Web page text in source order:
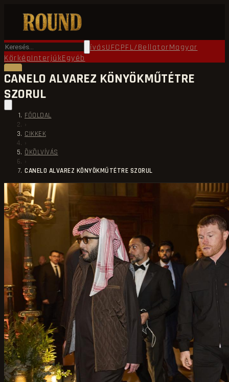
FőoldalRound TV ÖkölvívásUFCPFL/BellatorMagyar
KörképInterjúkEgyéb
CANELO ALVAREZ KÖNYÖKMŰTÉTRE
SZORUL
FŐOLDAL
›
CIKKEK
›
ÖKÖLVÍVÁS
›
CANELO ALVAREZ KÖNYÖKMŰTÉTRE SZORUL